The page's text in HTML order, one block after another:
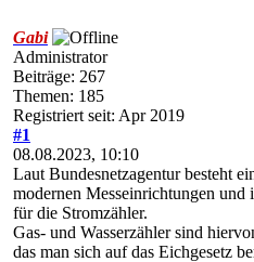
Gabi
Administrator
Beiträge: 267
Themen: 185
Registriert seit: Apr 2019
#1
08.08.2023, 10:10
Laut Bundesnetzagentur besteht
modernen Messeinrichtungen und
für die Stromzähler.
Gas- und Wasserzähler sind
das man sich auf das Eichgesetz